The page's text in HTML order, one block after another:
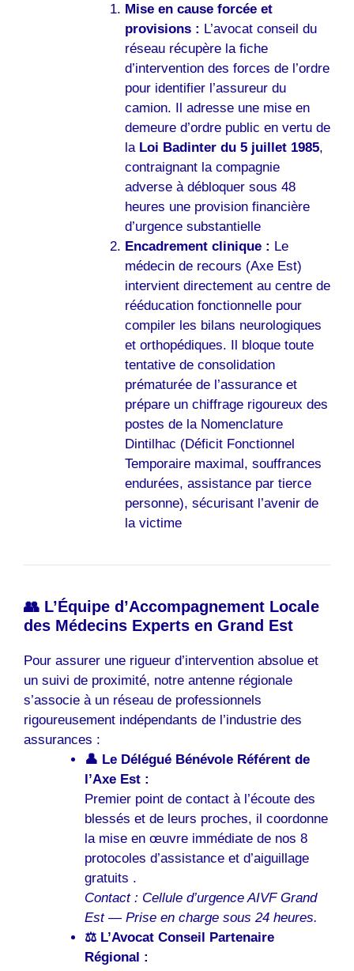
Mise en cause forcée et
provisions : L’avocat conseil du
réseau récupère la fiche
d’intervention des forces de l’ordre
pour identifier l’assureur du
camion. Il adresse une mise en
demeure d’ordre public en vertu de
la Loi Badinter du 5 juillet 1985,
contraignant la compagnie
adverse à débloquer sous 48
heures une provision financière
d’urgence substantielle
Encadrement clinique : Le
médecin de recours (Axe Est)
intervient directement au centre de
rééducation fonctionnelle pour
compiler les bilans neurologiques
et orthopédiques. Il bloque toute
tentative de consolidation
prématurée de l’assurance et
prépare un chiffrage rigoureux des
postes de la Nomenclature
Dintilhac (Déficit Fonctionnel
Temporaire maximal, souffrances
endurées, assistance par tierce
personne), sécurisant l’avenir de
la victime
👥 L’Équipe d’Accompagnement Locale
des Médecins Experts en Grand Est
Pour assurer une rigueur d’intervention absolue et
un suivi de proximité, notre antenne régionale
s’associe à un réseau de professionnels
rigoureusement indépendants de l’industrie des
assurances :
👤 Le Délégué Bénévole Référent de
l’Axe Est :
Premier point de contact à l’écoute des
blessés et de leurs proches, il coordonne
la mise en œuvre immédiate de nos 8
protocoles d’assistance et d’aiguillage
gratuits .
Contact : Cellule d’urgence AIVF Grand
Est — Prise en charge sous 24 heures.
⚖️ L’Avocat Conseil Partenaire
Régional :